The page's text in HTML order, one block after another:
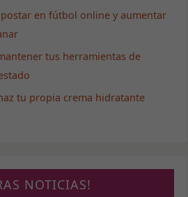
en fútbol online y aumentar
tus herramientas de
tu propia crema hidratante
NOTICIAS!
comportamiento
aumentas la
ofertas